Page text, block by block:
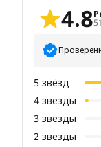
4.851
5 звёзд
4 звезды
3 звезды
2 звезды